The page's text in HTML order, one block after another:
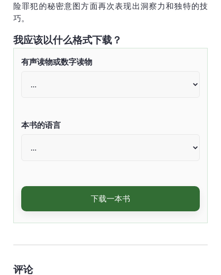
险罪犯的秘密意图方面再次表现出洞察力和独特的技
巧。
我应该以什么格式下载？
有声读物或数字读物
本书的语言
下载一本书
评论